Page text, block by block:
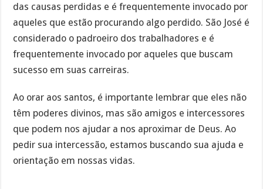
das causas perdidas e é frequentemente invocado por
aqueles que estão procurando algo perdido. São José é
considerado o padroeiro dos trabalhadores e é
frequentemente invocado por aqueles que buscam
sucesso em suas carreiras.
Ao orar aos santos, é importante lembrar que eles não
têm poderes divinos, mas são amigos e intercessores
que podem nos ajudar a nos aproximar de Deus. Ao
pedir sua intercessão, estamos buscando sua ajuda e
orientação em nossas vidas.